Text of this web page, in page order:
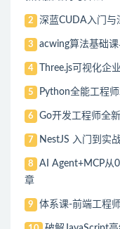
2 深蓝CUDA入门与
3 acwing算法基础
4 Three.js可视化企
5 Python全能工程
6 Go开发工程师全
7 NestJS 入门到实
8
AI Agent+MCP从
章
9 体系课-前端工程